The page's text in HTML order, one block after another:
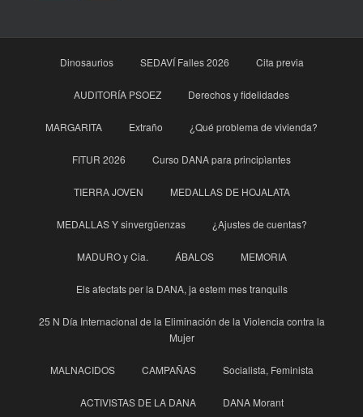
Dinosaurios SEDAVÍ Falles 2026 Cita previa
AUDITORÍA PSOEZ Derechos y fidelidades
MARGARITA Extraño ¿Qué problema de vivienda?
FITUR 2026 Curso DANA para principìantes
TIERRA JOVEN MEDALLAS DE HOJALATA
MEDALLAS Y sinvergüenzas ¿Ajustes de cuentas?
MADURO y Cia. ÁBALOS MEMORIA
Els afectats per la DANA, ja estem mes tranquils
25 N Día Internacional de la Eliminación de la Violencia contra la
Mujer
MALNACIDOS CAMPAÑAS Socialista, Feminista
ACTIVISTAS DE LA DANA DANA Morant